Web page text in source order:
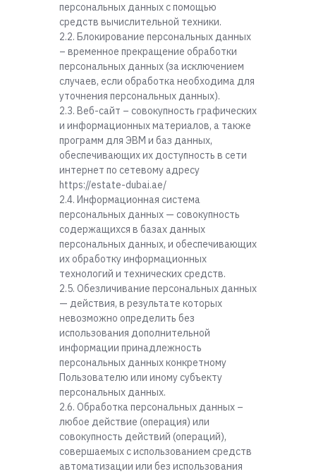
персональных данных с помощью
средств вычислительной техники.
2.2. Блокирование персональных данных
– временное прекращение обработки
персональных данных (за исключением
случаев, если обработка необходима для
уточнения персональных данных).
2.3. Веб-сайт – совокупность графических
и информационных материалов, а также
программ для ЭВМ и баз данных,
обеспечивающих их доступность в сети
интернет по сетевому адресу
https://estate-dubai.ae/
2.4. Информационная система
персональных данных — совокупность
содержащихся в базах данных
персональных данных, и обеспечивающих
их обработку информационных
технологий и технических средств.
2.5. Обезличивание персональных данных
— действия, в результате которых
невозможно определить без
использования дополнительной
информации принадлежность
персональных данных конкретному
Пользователю или иному субъекту
персональных данных.
2.6. Обработка персональных данных –
любое действие (операция) или
совокупность действий (операций),
совершаемых с использованием средств
автоматизации или без использования